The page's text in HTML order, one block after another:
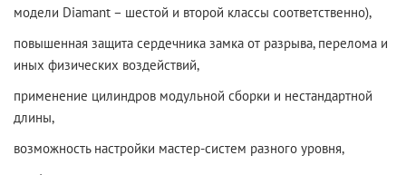
модели Diamant – шестой и второй классы соответственно),
повышенная защита сердечника замка от разрыва, перелома и
иных физических воздействий,
применение цилиндров модульной сборки и нестандартной
длины,
возможность настройки мастер-систем разного уровня,